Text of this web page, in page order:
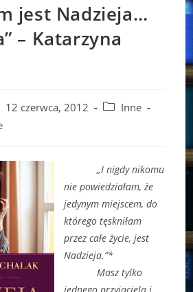
jest Nadzieja…
– Katarzyna
12 czerwca, 2012
PostInne
„I nigdy nikomu
nie powiedziałam, że
jedynym miejscem, do
którego tęskniłam
przez całe życie, jest
Nadzieja.”*
Masz tylko